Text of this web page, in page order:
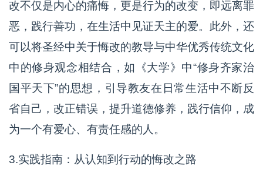
改不仅是内心的痛悔，更是行为的改变，即远离罪
恶，践行善功，在生活中见证天主的爱。此外，还
可以将圣经中关于悔改的教导与中华优秀传统文化
中的修身观念相结合，如《大学》中“修身齐家治
国平天下”的思想，引导教友在日常生活中不断反
省自己，改正错误，提升道德修养，践行信仰，成
为一个有爱心、有责任感的人。
3.实践指南：从认知到行动的悔改之路